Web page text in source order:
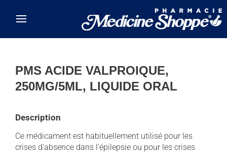
PMS ACIDE VALPROIQUE,
250MG/5ML, LIQUIDE ORAL
Description
Ce médicament est habituellement utilisé pour les
crises d'absence dans l'épilepsie ou pour les crises